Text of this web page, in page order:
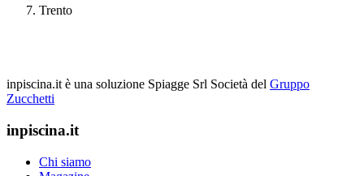
Trento
inpiscina.it è una soluzione Spiagge Srl Società del Gruppo
Zucchetti
inpiscina.it
Chi siamo